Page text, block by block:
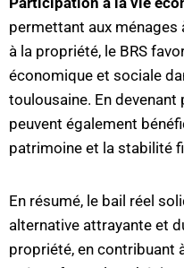
permettant aux ménages
à la propriété, le BRS
économique et sociale
toulousaine. En
peuvent également
patrimoine et la stabilité
En résumé, le bail réel
alternative attrayante et
propriété, en contribuant